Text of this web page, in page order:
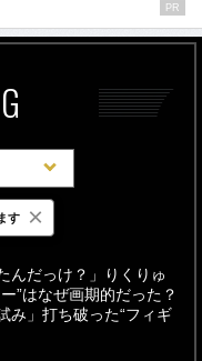
PR
週間
んだっけ？」りくりゅ
”はなぜ画期的だった？
み」打ち破った“フィギ
す ×